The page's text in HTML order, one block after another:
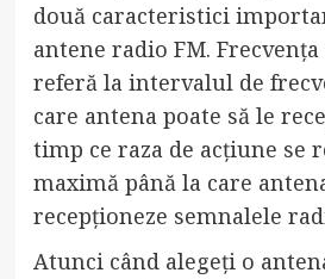
două caracteristici
antene radio FM.
referă la intervalul de
care antena poate să le
timp ce raza de acțiune se
maximă până la care
recepționeze semnalele
Atunci când alegeți o